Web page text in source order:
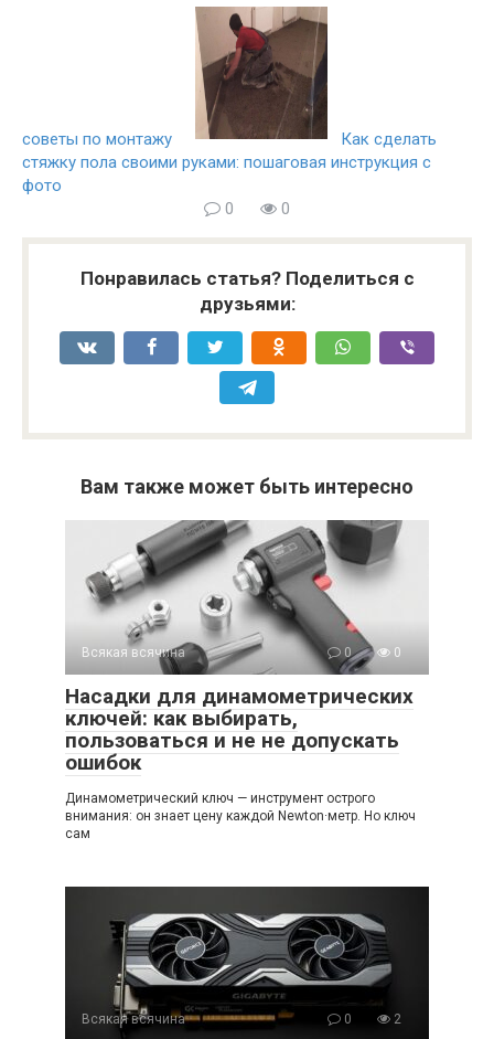
советы по монтажу
Как сделать
стяжку пола своими руками: пошаговая инструкция с
фото
0
0
Понравилась статья? Поделиться с
друзьями:
Вам также может быть интересно
Всякая всячина 0 0
Насадки для динамометрических
ключей: как выбирать,
пользоваться и не не допускать
ошибок
Динамометрический ключ — инструмент острого
внимания: он знает цену каждой Newton·метр. Но ключ
сам
Всякая всячина 0 2